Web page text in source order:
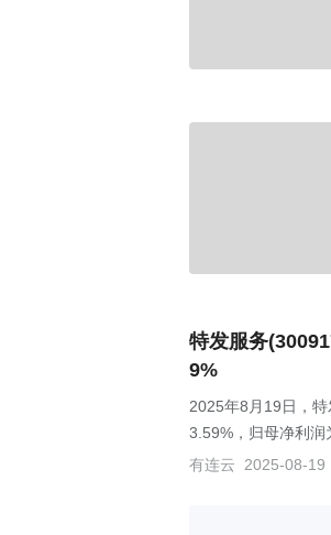
特发服务
9%
2025年8月19日，
3.59%，归母净利润
有连云
2025-08-19